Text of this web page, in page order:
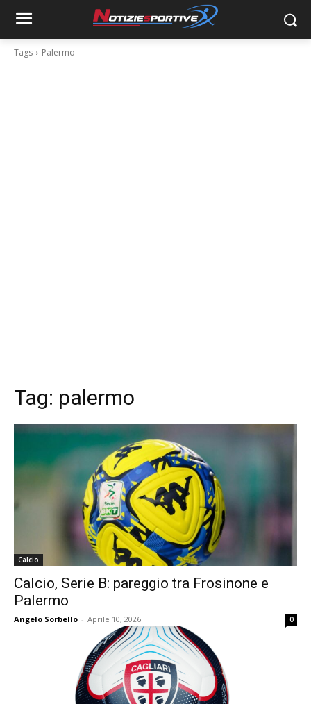
Tags Palermo
Tag: palermo
Calcio
Calcio, Serie B: pareggio tra Frosinone e
Palermo
Angelo Sorbello - Aprile 10, 2026 0